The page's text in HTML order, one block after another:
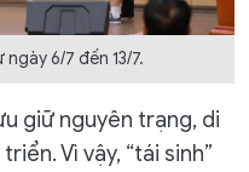
6/7 đến 13/7.
giữ nguyên trạng, di
Vì vậy, “tái sinh”